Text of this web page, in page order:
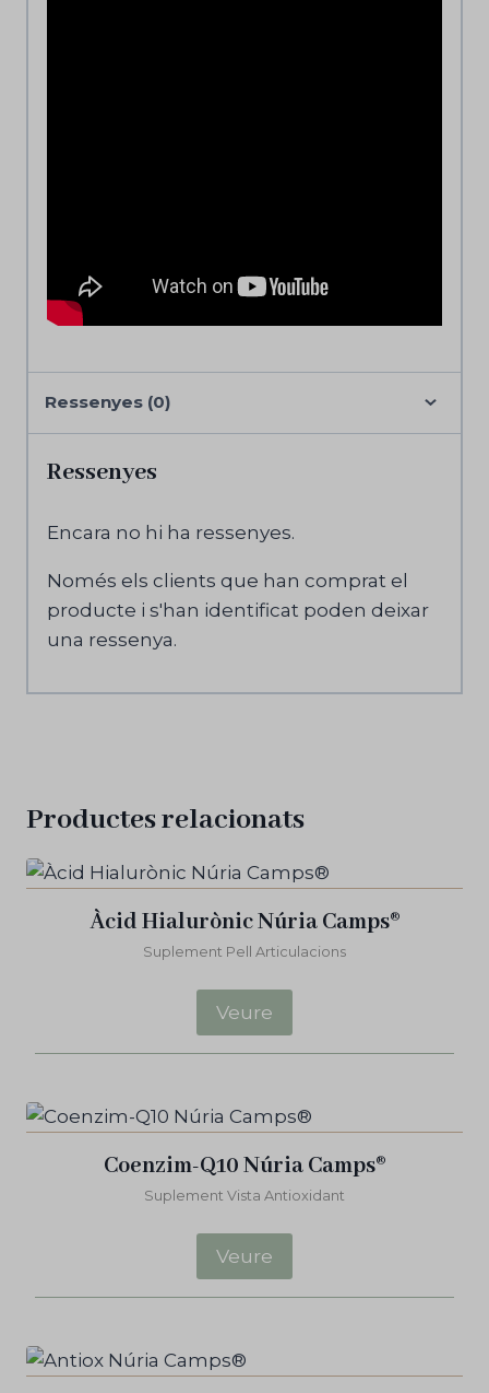
Ressenyes (0)
Ressenyes
Encara no hi ha ressenyes.
Només els clients que han comprat el
producte i s'han identificat poden deixar
una ressenya.
Productes relacionats
Àcid Hialurònic Núria Camps®
Suplement Pell Articulacions
Veure
Coenzim-Q10 Núria Camps®
Suplement Vista Antioxidant
Veure